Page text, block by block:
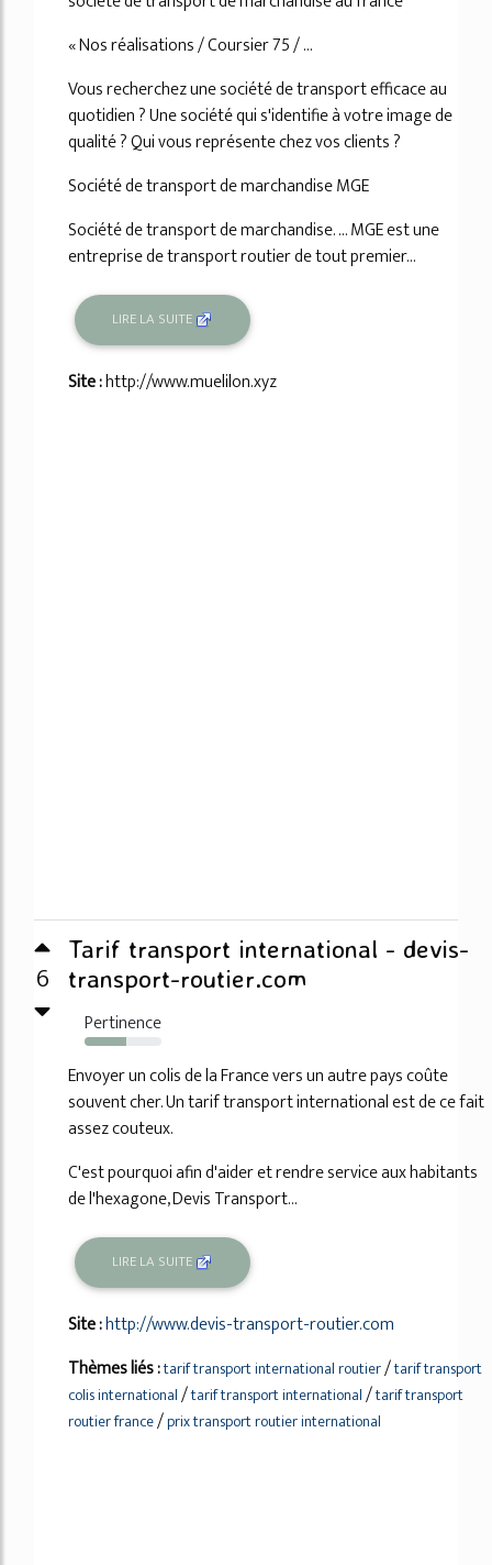
« Nos réalisations / Coursier 75 / ...
Vous recherchez une société de transport efficace au
quotidien ? Une société qui s'identifie à votre image de
qualité ? Qui vous représente chez vos clients ?
Société de transport de marchandise MGE
Société de transport de marchandise. ... MGE est une
entreprise de transport routier de tout premier...
LIRE LA SUITE
Site :http://www.muelilon.xyz
6
Tarif transport international - devis-
transport-routier.com
Pertinence
54%
Envoyer un colis de la France vers un autre pays coûte
souvent cher. Un tarif transport international est de ce fait
assez couteux.
C'est pourquoi afin d'aider et rendre service aux habitants
de l'hexagone, Devis Transport...
LIRE LA SUITE
Site :http://www.devis-transport-routier.com
Thèmes liés :tarif transport international routier/tarif transport
colis international/tarif transport international/tarif transport
routier france/prix transport routier international